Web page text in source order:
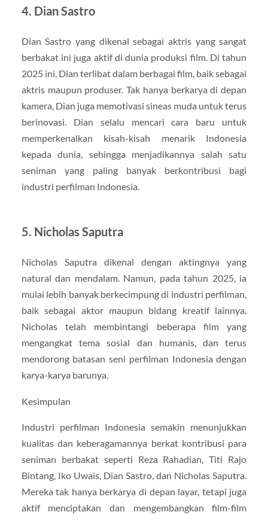
4. Dian Sastro
Dian Sastro yang dikenal sebagai aktris yang sangat
berbakat ini juga aktif di dunia produksi film. Di tahun
2025 ini, Dian terlibat dalam berbagai film, baik sebagai
aktris maupun produser. Tak hanya berkarya di depan
kamera, Dian juga memotivasi sineas muda untuk terus
berinovasi. Dian selalu mencari cara baru untuk
memperkenalkan kisah-kisah menarik Indonesia
kepada dunia, sehingga menjadikannya salah satu
seniman yang paling banyak berkontribusi bagi
industri perfilman Indonesia.
5. Nicholas Saputra
Nicholas Saputra dikenal dengan aktingnya yang
natural dan mendalam. Namun, pada tahun 2025, ia
mulai lebih banyak berkecimpung di industri perfilman,
baik sebagai aktor maupun bidang kreatif lainnya.
Nicholas telah membintangi beberapa film yang
mengangkat tema sosial dan humanis, dan terus
mendorong batasan seni perfilman Indonesia dengan
karya-karya barunya.
Kesimpulan
Industri perfilman Indonesia semakin menunjukkan
kualitas dan keberagamannya berkat kontribusi para
seniman berbakat seperti Reza Rahadian, Titi Rajo
Bintang, Iko Uwais, Dian Sastro, dan Nicholas Saputra.
Mereka tak hanya berkarya di depan layar, tetapi juga
aktif menciptakan dan mengembangkan film-film